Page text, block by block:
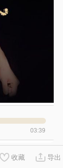
03:39
收藏 导出